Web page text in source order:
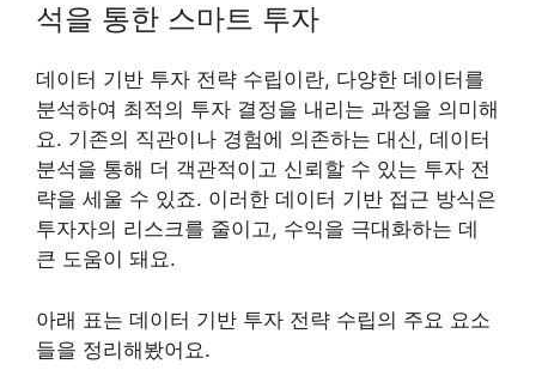
석을 통한 스마트 투자
데이터 기반 투자 전략 수립이란, 다양한 데이터를
분석하여 최적의 투자 결정을 내리는 과정을 의미해
요. 기존의 직관이나 경험에 의존하는 대신, 데이터
분석을 통해 더 객관적이고 신뢰할 수 있는 투자 전
략을 세울 수 있죠. 이러한 데이터 기반 접근 방식은
투자자의 리스크를 줄이고, 수익을 극대화하는 데
큰 도움이 돼요.
아래 표는 데이터 기반 투자 전략 수립의 주요 요소
들을 정리해봤어요.